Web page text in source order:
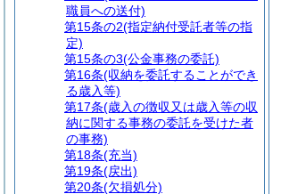
職員への送付)
第15条の2(指定納付受託者等の指
定)
第15条の3(公金事務の委託)
第16条(収納を委託することができ
る歳入等)
第17条(歳入の徴収又は歳入等の収
納に関する事務の委託を受けた者
の事務)
第18条(充当)
第19条(戻出)
第20条(欠損処分)